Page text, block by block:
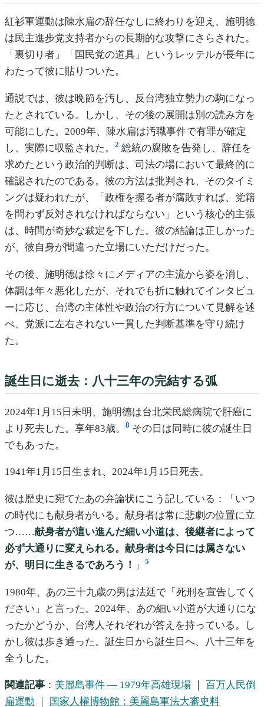
紅衫軍運動は陳水扁の辞任なしに終わりを迎え、施明德
は民主進步党支持者からの長期的な攻撃にさらされた。
「裏切り者」「国民党の道具」というレッテルが長年に
わたって彼に貼りついた。
通説では、彼は晩節を汚し、反台湾独立勢力の駒になっ
たとされている。しかし、その後の展開は別の読み方を
可能にした。2009年、陳水扁は汚職事件で有罪が確定
し、実際に収監された。
2 総統の腐敗を告発し、辞任を
求めたという政治的判断は、司法の場において最終的に
確認されたのである。彼の方法は批判され、そのタイミ
ングは疑われたが、「政権を握る者が腐敗すれば、党籍
を問わず反対されなければならない」という核心的主張
は、時間が奇妙な裁定を下した。彼の結論は正しかった
が、彼自身が間違った立場にいただけだった。
その後、施明德は徐々にメディアの主流から姿を消し、
体調は年々悪化したが、それでも折に触れてインタビュ
ーに応じ、台湾の主体性や政治の行方について見解を述
べ、党派に左右されない一貫した判断基準を守り続け
た。
誕生日に逝去：八十三年の完結する弧
2024年1月15日未明、施明德は台北栄民総病院で肝癌に
より死去した。享年83歳。
8 その日は同時に彼の誕生日
でもあった。
1941年1月15日生まれ、2024年1月15日死去。
彼は歴史に宛てたあの弁論状にこう記している：「いつ
の時代にも献身者がいる。献身者は常に悲劇の位置に立
つ……献身者が這い進んだ細い小道は、後継者によって
必ず大通りに変えられる。献身者は今日には属さない
が、明日に生きるであろう！
」 5
1980年、あの三十九歳の男は法廷で「死刑を宣告してく
ださい」と言った。2024年、あの細い小道が大通りにな
ったかどうか、台湾人それぞれが答えを持っている。し
かし彼は歩き通った。誕生日から誕生日へ、八十三年を
全うした。
関連記事 ： 美麗島事件 — 1979年高雄現場
百万人民倒
扁運動
国家人權博物館：美麗島軍法大審史料